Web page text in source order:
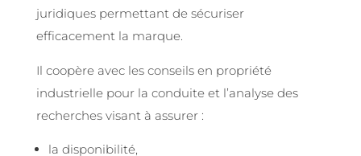
juridiques permettant de sécuriser
efficacement la marque.
Il coopère avec les conseils en propriété
industrielle pour la conduite et l’analyse des
recherches visant à assurer :
la disponibilité,